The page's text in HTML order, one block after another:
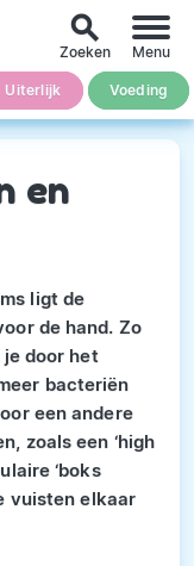
Uiterlijk Voeding
search
Zoeken Menu
en
ligt de
de hand. Zo
door het
bacteriën
een andere
zoals een ‘high
‘boks
vuisten elkaar